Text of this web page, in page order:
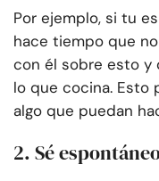
Por ejemplo, si tu
hace tiempo que
con él sobre esto y
lo que cocina. Esto
algo que puedan
2. Sé